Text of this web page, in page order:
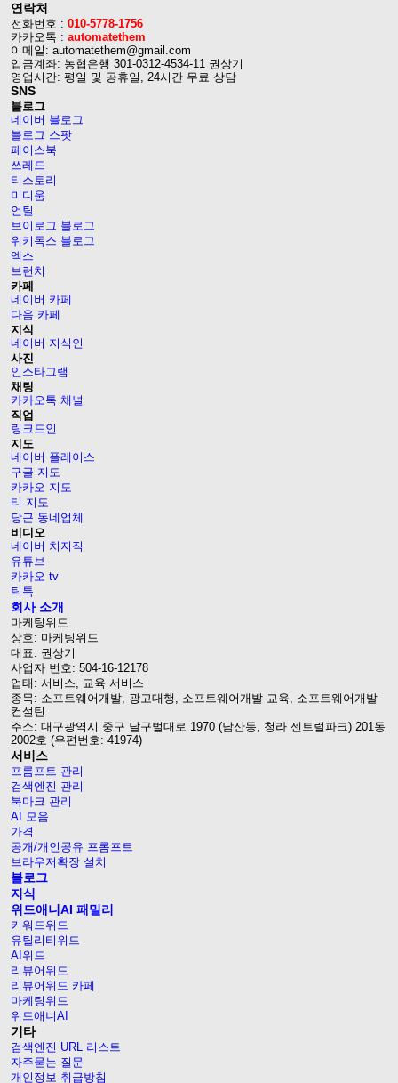
연락처
전화번호 : 010-5778-1756
카카오톡 : automatethem
이메일: automatethem@gmail.com
입금계좌: 농협은행 301-0312-4534-11 권상기
영업시간: 평일 및 공휴일, 24시간 무료 상담
SNS
블로그
네이버 블로그
블로그 스팟
페이스북
쓰레드
티스토리
미디움
언틸
브이로그 블로그
위키독스 블로그
엑스
브런치
카페
네이버 카페
다음 카페
지식
네이버 지식인
사진
인스타그램
채팅
카카오톡 채널
직업
링크드인
지도
네이버 플레이스
구글 지도
카카오 지도
티 지도
당근 동네업체
비디오
네이버 치지직
유튜브
카카오 tv
틱톡
회사 소개
마케팅위드
상호: 마케팅위드
대표: 권상기
사업자 번호: 504-16-12178
업태: 서비스, 교육 서비스
종목: 소프트웨어개발, 광고대행, 소프트웨어개발 교육, 소프트웨어개발
컨설틴
주소: 대구광역시 중구 달구벌대로 1970 (남산동, 청라 센트럴파크) 201동
2002호 (우편번호: 41974)
서비스
프롬프트 관리
검색엔진 관리
북마크 관리
AI 모음
가격
공개/개인공유 프롬프트
브라우저확장 설치
블로그
지식
위드애니AI 패밀리
키워드위드
유틸리티위드
AI위드
리뷰어위드
리뷰어위드 카페
마케팅위드
위드애니AI
기타
검색엔진 URL 리스트
자주묻는 질문
개인정보 취급방침